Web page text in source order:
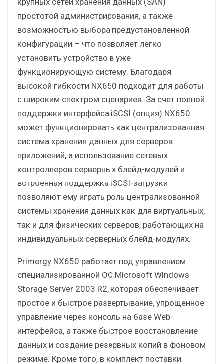
простотой администрирования, а также
возможностью выбора предустановленной
конфигурации – что позволяет легко
установить устройство в уже
функционирующую систему. Благодаря
высокой гибкости NX650 подходит для работы
с широким спектром сценариев. За счет полной
поддержки интерфейса iSCSI (опция) NX650
может функционировать как централизованная
система хранения данных для серверов
приложений, а использование сетевых
контроллеров серверных блейд-модулей и
встроенная поддержка iSCSI-загрузки
позволяют ему играть роль централизованной
системы хранения данных как для виртуальных,
так и для физических серверов, работающих на
индивидуальных серверных блейд-модулях.
Primergy NX650 работает под управлением
специализированной ОС Microsoft Windows
Storage Server 2003 R2, которая обеспечивает
простое и быстрое развертывание, упрощенное
управление через консоль на базе Web-
интерфейса, а также быстрое восстановление
данных и создание резервных копий в фоновом
режиме. Кроме того, в комплект поставки